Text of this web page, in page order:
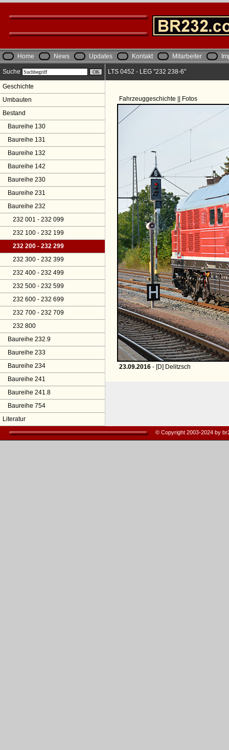
Home News Updates Kontakt Mitarbeiter
Suche
Geschichte
Umbauten
Bestand
Baureihe 130
Baureihe 131
Baureihe 132
Baureihe 142
Baureihe 230
Baureihe 231
Baureihe 232
232 001 - 232 099
232 100 - 232 199
232 200 - 232 299
232 300 - 232 399
232 400 - 232 499
232 500 - 232 599
232 600 - 232 699
232 700 - 232 709
232 800
Baureihe 232.9
Baureihe 233
Baureihe 234
Baureihe 241
Baureihe 241.8
Baureihe 754
Literatur
LTS 0452 - LEG "232 238-6"
Fahrzeuggeschichte || Fotos
23.09.2016- [D] Delitzsch
© Copyright 2003-2024 by